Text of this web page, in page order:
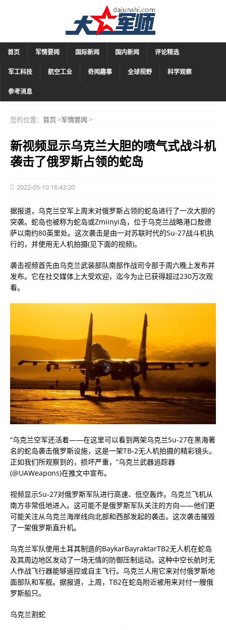
首页 军情要闻 国际新闻 国内新闻 评论精选
军工科技 航空工业 奇闻趣事 全球视野 科学观察
参考消息
您的位置： 首页>军情要闻>
新视频显示乌克兰大胆的喷气式战斗机
袭击了俄罗斯占领的蛇岛
2022-05-10 16:43:20
据报道，乌克兰空军上周末对俄罗斯占领的蛇岛进行了一次大胆的
突袭。蛇岛也被称为蛇岛或Zmiinyi岛，位于乌克兰战略港口敖德
萨以南约80英里处。这次袭击是由一对苏联时代的Su-27战斗机执
行的，并使用无人机拍摄(见下面的视频)。
袭击视频首先由乌克兰武装部队南部作战司令部于周六晚上发布并
发布。它在社交媒体上大受欢迎，迄今为止已获得超过230万次观
看。
“乌克兰空军还活着——在这里可以看到两架乌克兰Su-27在黑海著
名的蛇岛袭击俄罗斯设施，这是一架TB-2无人机拍摄的精彩镜头。
正如我们所观察到的，损坏严重，”乌克兰武器追踪器
(@UAWeapons)在推文中宣布。
视频显示Su-27对俄罗斯军队进行高速、低空轰炸。乌克兰飞机从
南方非常低地进入。这可能不是俄罗斯军队关注的方向——他们更
可能关注从乌克兰海岸线向北部和西部发起的袭击。这次袭击摧毁
了一架俄罗斯直升机。
乌克兰军队使用土耳其制造的BaykarBayraktarTB2无人机在蛇岛
及其周边地区发动了一场无情的防御压制运动。这种中空长航时无
人作战飞行器能够遥控或自主飞行。乌克兰人用它来对付俄罗斯地
面部队和军舰。据报道，上周，TB2在蛇岛附近被用来对付一艘俄
罗斯船只。
乌克兰割蛇